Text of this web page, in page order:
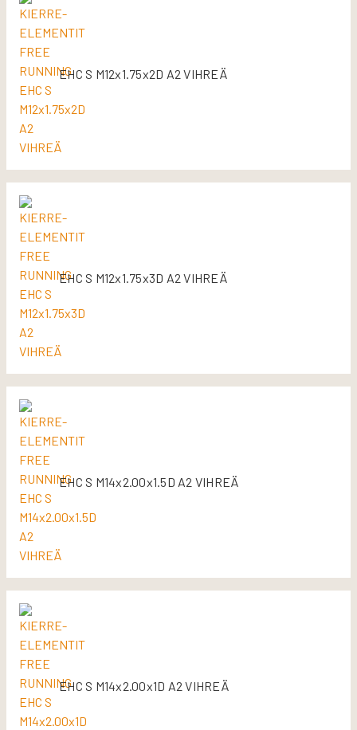
EHC S M12x1.75x2D A2 VIHREÄ
EHC S M12x1.75x3D A2 VIHREÄ
EHC S M14x2.00x1.5D A2 VIHREÄ
EHC S M14x2.00x1D A2 VIHREÄ